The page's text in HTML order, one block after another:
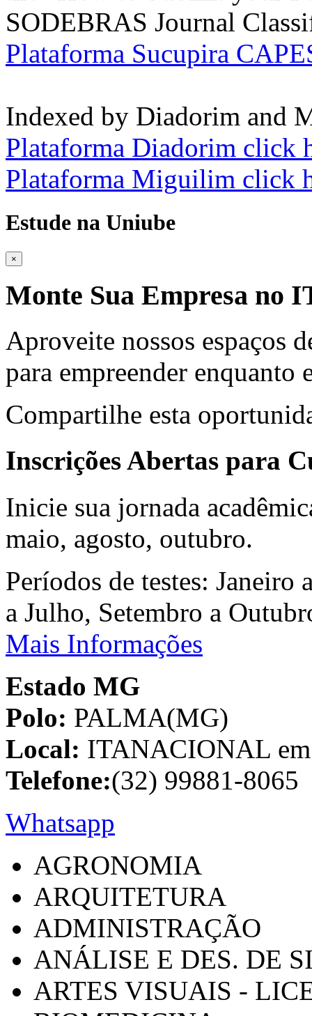
SODEBRAS Journal
Plataforma Sucupira
Indexed by Diadorim and
Plataforma Diadorim click
Plataforma Miguilim click
Estude na Uniube
×
Monte Sua Empresa no
Aproveite nossos espaços
para empreender enquanto
Compartilhe esta
Inscrições Abertas para
Inicie sua jornada
maio, agosto, outubro.
Períodos de testes:
a Julho, Setembro a
Mais Informações
Estado MG
Polo: PALMA(MG)
Local: ITANACIONAL
Telefone:(32) 99881-8065
Whatsapp
AGRONOMIA
ARQUITETURA
ADMINISTRAÇÃO
ANÁLISE E DES. DE
ARTES VISUAIS -